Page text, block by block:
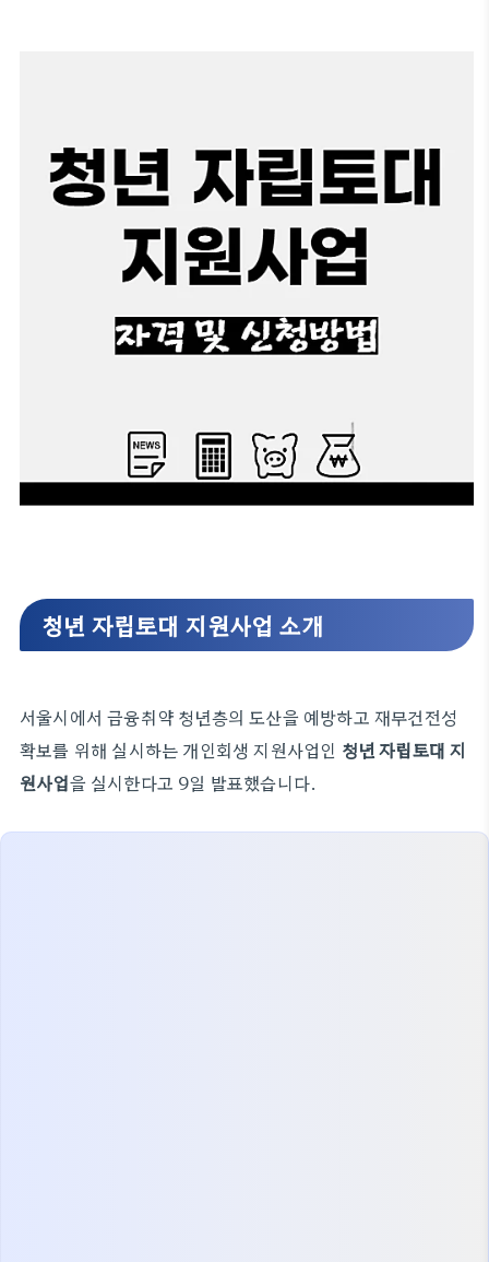
청년 자립토대 지원사업 소개
서울시에서 금융취약 청년층의 도산을 예방하고 재무건전성
확보를 위해 실시하는 개인회생 지원사업인 청년 자립토대 지
원사업을 실시한다고 9일 발표했습니다.